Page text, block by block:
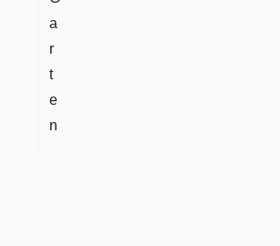
a
r
t
e
n